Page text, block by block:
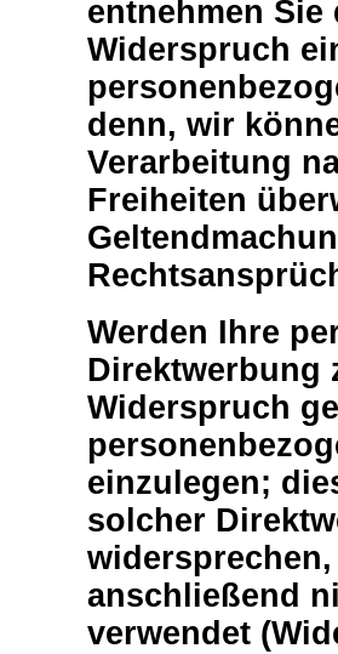
entnehmen
Widerspruch
denn, wir
Verarbeitung
Freiheiten
Werden Ihre
Direktwerbung
Widerspruch
einzulegen;
solcher
anschließend
verwendet